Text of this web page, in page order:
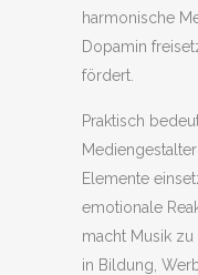
harmonische
Dopamin
fördert.
Praktisch
Elemente
emotionale
macht Musik
in Bildung,